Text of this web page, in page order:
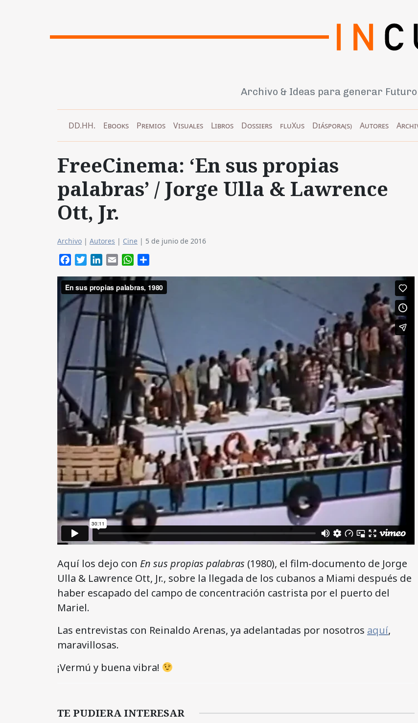
Archivo & Ideas para generar Futuro
DD.HH. Ebooks Premios Visuales Libros Dossiers fluXus Diáspora(s) Autores
FreeCinema: ‘En sus propias
palabras’ / Jorge Ulla & Lawrence
Ott, Jr.
Archivo | Autores | Cine | 5 de junio de 2016
FacebookTwitterLinkedIn
Email WhatsApp
Aquí los dejo con En sus propias palabras (1980), el film-documento de Jorge
Ulla & Lawrence Ott, Jr., sobre la llegada de los cubanos a Miami después de
haber escapado del campo de concentración castrista por el puerto del
Mariel.
Las entrevistas con Reinaldo Arenas, ya adelantadas por nosotros aquí,
maravillosas.
¡Vermú y buena vibra!
TE PUDIERA INTERESAR